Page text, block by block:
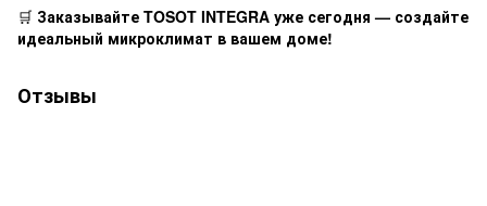
🛒 Заказывайте TOSOT INTEGRA уже сегодня — создайте
идеальный микроклимат в вашем доме!
Отзывы